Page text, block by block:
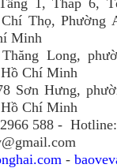
Thọ, Phường
Minh
Long,
Chí Minh
Sơn Hưng,
Chí Minh
588 -
-